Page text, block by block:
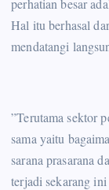
Hal itu berhasal
mendatangi
”Terutama sektor
sama yaitu
sarana prasarana
terjadi sekarang